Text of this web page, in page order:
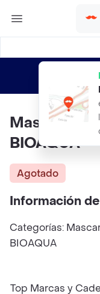
Mascarilla
BIOAQUA
Agotado
Información
Categorías:
BIOAQUA
Top Marcas y